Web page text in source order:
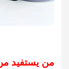
من يستفيد